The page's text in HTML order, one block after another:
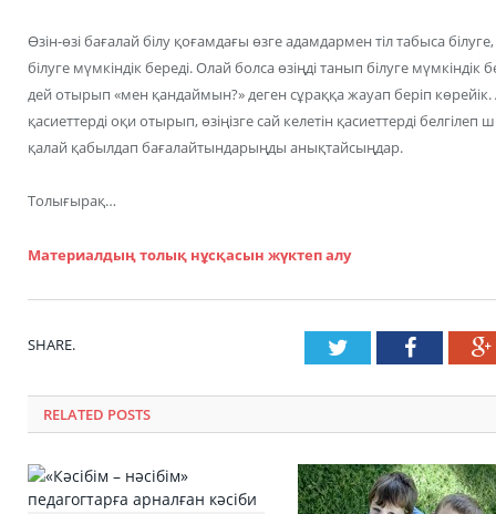
Өзін-өзі бағалай білу қоғамдағы өзге адамдармен тіл табыса
білуге мүмкіндік береді. Олай болса өзіңді танып білуге мүмкіндік
дей отырып «мен қандаймын?» деген сұраққа жауап беріп
қасиеттерді оқи отырып, өзіңізге сай келетін қасиеттерді
қалай қабылдап бағалайтындарыңды анықтайсыңдар.
Толығырақ…
Материалдың толық нұсқасын жүктеп алу
SHARE. Twitter
RELATED POSTS